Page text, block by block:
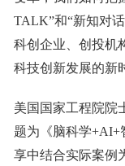
TALK”和“新知对
科创企业、创投机
科技创新发展的新
美国国家工程院院
题为《脑科学+AI+
享中结合实际案例